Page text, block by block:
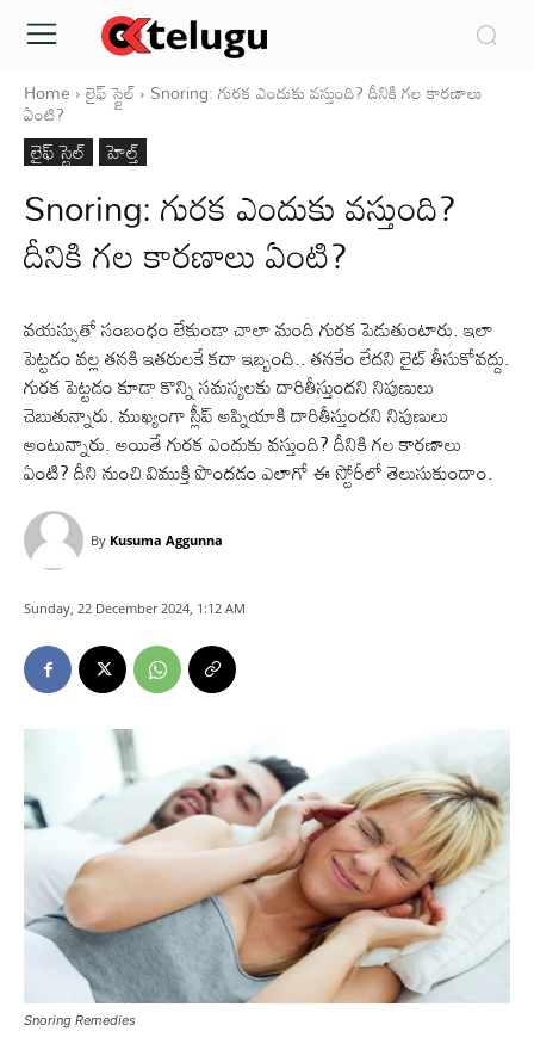
Home లైఫ్ స్టైల్ Snoring: గురక ఎందుకు వస్తుంది? దీనికి గల కారణాలు
ఏంటి?
లైఫ్ స్టైల్ హెల్త్‌
Snoring: గురక ఎందుకు వస్తుంది?
దీనికి గల కారణాలు ఏంటి?
వయస్సుతో సంబంధం లేకుండా చాలా మంది గురక పెడుతుంటారు. ఇలా
పెట్టడం వల్ల తనకి ఇతరులకే కదా ఇబ్బంది.. తనకేం లేదని లైట్‌ తీసుకోవద్దు.
గురక పెట్టడం కూడా కొన్ని సమస్యలకు దారితీస్తుందని నిపుణులు
చెబుతున్నారు. ముఖ్యంగా స్లీప్ అప్నియాకి దారితీస్తుందని నిపుణులు
అంటున్నారు. అయితే గురక ఎందుకు వస్తుంది? దీనికి గల కారణాలు
ఏంటి? దీని నుంచి విముక్తి పొందడం ఎలాగో ఈ స్టోరీలో తెలుసుకుందాం.
By Kusuma Aggunna
Sunday, 22 December 2024, 1:12 AM
Snoring Remedies